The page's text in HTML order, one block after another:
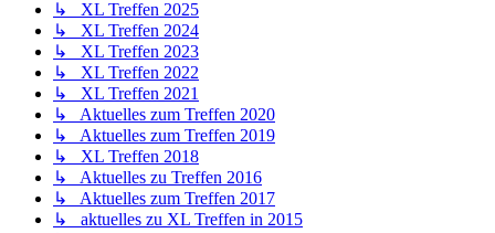
↳ XL Treffen 2025
↳ XL Treffen 2024
↳ XL Treffen 2023
↳ XL Treffen 2022
↳ XL Treffen 2021
↳ Aktuelles zum Treffen 2020
↳ Aktuelles zum Treffen 2019
↳ XL Treffen 2018
↳ Aktuelles zu Treffen 2016
↳ Aktuelles zum Treffen 2017
↳ aktuelles zu XL Treffen in 2015